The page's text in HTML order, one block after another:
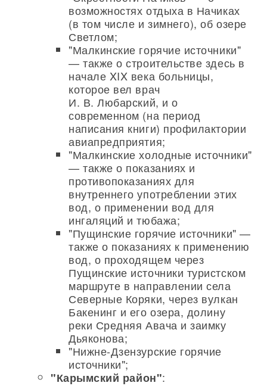
возможностях отдыха в Начиках
(в том числе и зимнего), об озере
Светлом;
"Малкинские горячие источники"
— также о строительстве здесь в
начале XIX века больницы,
которое вел врач
И. В. Любарский, и о
современном (на период
написания книги) профилактории
авиапредприятия;
"Малкинские холодные источники"
— также о показаниях и
противопоказаниях для
внутреннего употреблении этих
вод, о применении вод для
ингаляций и тюбажа;
"Пущинские горячие источники" —
также о показаниях к применению
вод, о проходящем через
Пущинские источники туристском
маршруте в направлении села
Северные Коряки, через вулкан
Бакенинг и его озера, долину
реки Средняя Авача и заимку
Дьяконова;
"Нижне-Дзензурские горячие
источники";
"Карымский район":